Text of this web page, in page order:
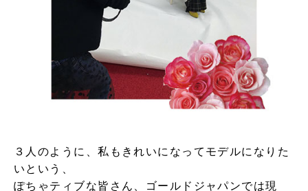
３人のように、私もきれいになってモデルになりた
いという、
ぽちゃティブな皆さん、ゴールドジャパンでは現